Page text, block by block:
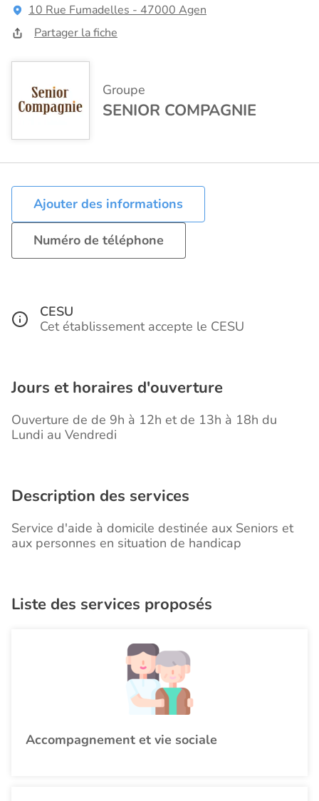
10 Rue Fumadelles - 47000 Agen
Partager la fiche
Groupe
SENIOR COMPAGNIE
Ajouter des informations
Numéro de téléphone
CESU
Cet établissement accepte le CESU
Jours et horaires d'ouverture
Ouverture de de 9h à 12h et de 13h à 18h du
Lundi au Vendredi
Description des services
Service d'aide à domicile destinée aux Seniors et
aux personnes en situation de handicap
Liste des services proposés
Accompagnement et vie sociale